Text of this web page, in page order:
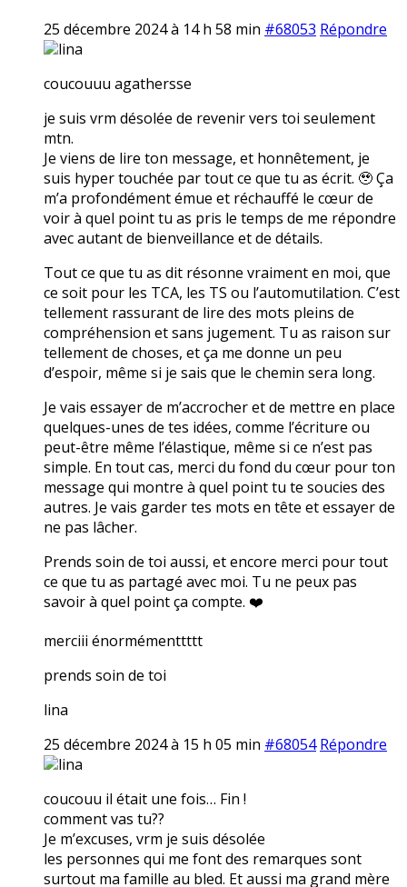
25 décembre 2024 à 14 h 58 min #68053 Répondre
lina
coucouuu agathersse
je suis vrm désolée de revenir vers toi seulement
mtn.
Je viens de lire ton message, et honnêtement, je
suis hyper touchée par tout ce que tu as écrit. 🥹 Ça
m’a profondément émue et réchauffé le cœur de
voir à quel point tu as pris le temps de me répondre
avec autant de bienveillance et de détails.
Tout ce que tu as dit résonne vraiment en moi, que
ce soit pour les TCA, les TS ou l’automutilation. C’est
tellement rassurant de lire des mots pleins de
compréhension et sans jugement. Tu as raison sur
tellement de choses, et ça me donne un peu
d’espoir, même si je sais que le chemin sera long.
Je vais essayer de m’accrocher et de mettre en place
quelques-unes de tes idées, comme l’écriture ou
peut-être même l’élastique, même si ce n’est pas
simple. En tout cas, merci du fond du cœur pour ton
message qui montre à quel point tu te soucies des
autres. Je vais garder tes mots en tête et essayer de
ne pas lâcher.
Prends soin de toi aussi, et encore merci pour tout
ce que tu as partagé avec moi. Tu ne peux pas
savoir à quel point ça compte. ❤️
merciii énormémenttttt
prends soin de toi
lina
25 décembre 2024 à 15 h 05 min #68054 Répondre
lina
coucouu il était une fois… Fin !
comment vas tu??
Je m’excuses, vrm je suis désolée
les personnes qui me font des remarques sont
surtout ma famille au bled. Et aussi ma grand mère